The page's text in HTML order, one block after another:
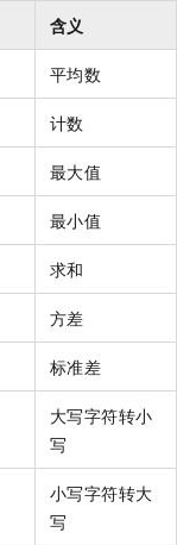
含义
平均数
计数
最大值
最小值
求和
方差
标准差
大写字符转小
写
小写字符转大
写